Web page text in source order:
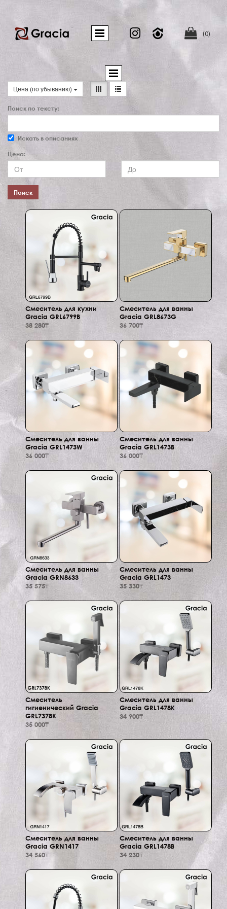
  (0)
Цена (по убыванию)
Поиск по тексту:
Искать в описаниях
Цена:
Поиск
Смеситель для кухни
Gracia GRL6799B
38 280₸
Смеситель для ванны
Gracia GRL8673G
36 700₸
Смеситель для ванны
Gracia GRL1473W
36 000₸
Смеситель для ванны
Gracia GRL1473B
36 000₸
Смеситель для ванны
Gracia GRN8633
35 575₸
Смеситель для ванны
Gracia GRL1473
35 330₸
Смеситель
гигиенический Gracia
GRL7378K
35 000₸
Смеситель для ванны
Gracia GRL1478K
34 900₸
Смеситель для ванны
Gracia GRN1417
34 560₸
Смеситель для ванны
Gracia GRL1478B
34 230₸